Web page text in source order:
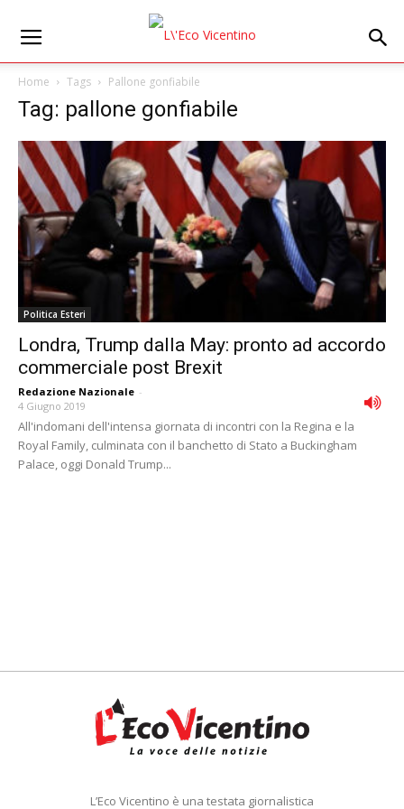
Home Tags Pallone gonfiabile
Tag: pallone gonfiabile
Politica Esteri
Londra, Trump dalla May: pronto ad accordo
commerciale post Brexit
Redazione Nazionale -
4 Giugno 2019
All'indomani dell'intensa giornata di incontri con la Regina e la
Royal Family, culminata con il banchetto di Stato a Buckingham
Palace, oggi Donald Trump...
L’Eco Vicentino è una testata giornalistica